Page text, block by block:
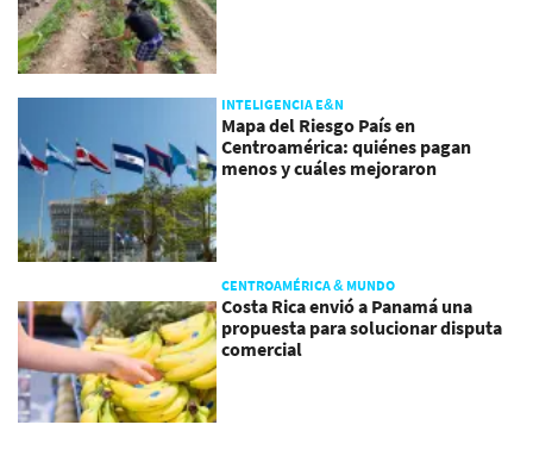
INTELIGENCIA E&N
Mapa del Riesgo País en
Centroamérica: quiénes pagan
menos y cuáles mejoraron
CENTROAMÉRICA & MUNDO
Costa Rica envió a Panamá una
propuesta para solucionar disputa
comercial